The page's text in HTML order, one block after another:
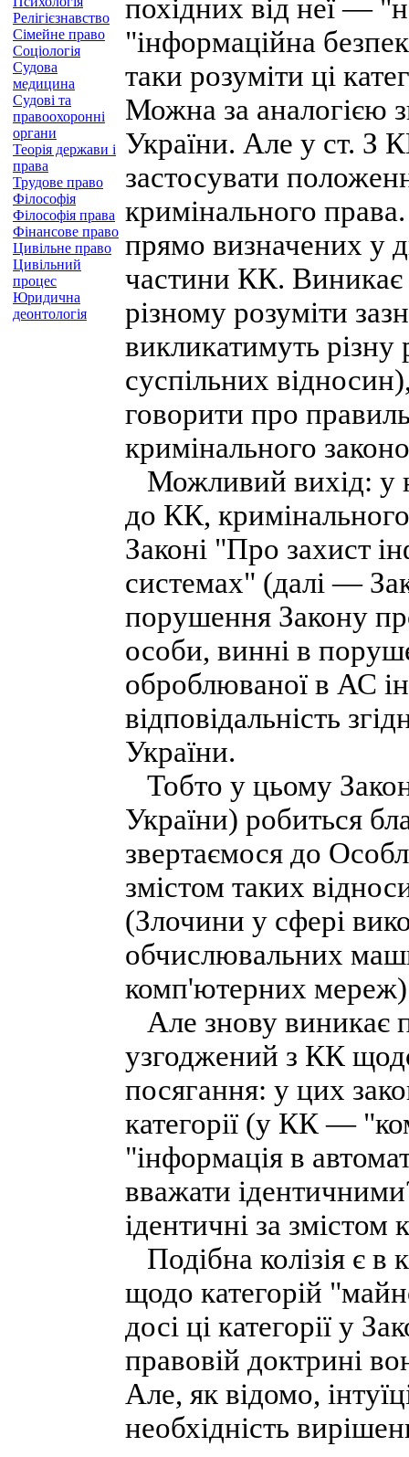
Релігієзнавство
Сімейне право
Соціологія
Судова
медицина
Судові та
правоохоронні
органи
Теорія держави і
права
Трудове право
Філософія
Філософія права
Фінансове право
Цивільне право
Цивільний
процес
Юридична
деонтологія
похідних від неї —
"інформаційна
таки розуміти ці
Можна за аналогією
України. Але у ст. З
застосувати
кримінального
прямо визначених у
частини КК. Виникає
різному розуміти
викликатимуть різну
суспільних
говорити про
кримінального
Можливий вихід: у
до КК,
Законі "Про захист
системах" (далі —
порушення Закону
особи, винні в
оброблюваної в АС
відповідальність
України.
Тобто у цьому
України) робиться
звертаємося до
змістом таких
(Злочини у сфері
обчислювальних
комп'ютерних
Але знову виникає
узгоджений з КК
посягання: у цих
категорії (у КК —
"інформація в
вважати
ідентичні за змістом
Подібна колізія є в
щодо категорій
досі ці категорії у
правовій доктрині
Але, як відомо,
необхідність